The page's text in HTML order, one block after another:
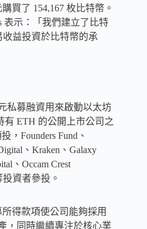
買了 154,167 枚比特幣。
表示：「我們建立了比特
收益投資於比特幣的承
私募融資用來啟動以太坊
ETH 的公開上市公司之
，Founders Fund、
、Kraken、Galaxy
、Occam Crest
投資者參投。
所得款項使公司能夠採用
，同時繼續專注於核心業